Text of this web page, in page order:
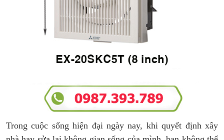
Trong cuộc sống hiện đại ngày nay, khi quyết định xây